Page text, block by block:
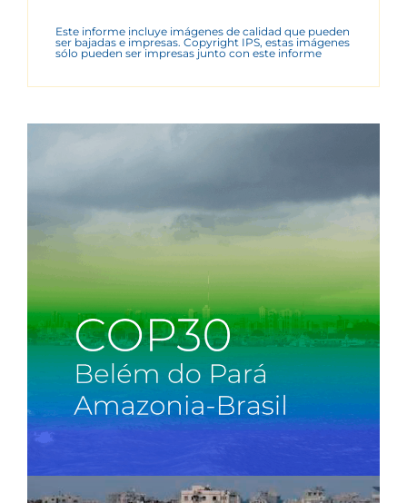
Este informe incluye imágenes de calidad que pueden
ser bajadas e impresas. Copyright IPS, estas imágenes
sólo pueden ser impresas junto con este informe